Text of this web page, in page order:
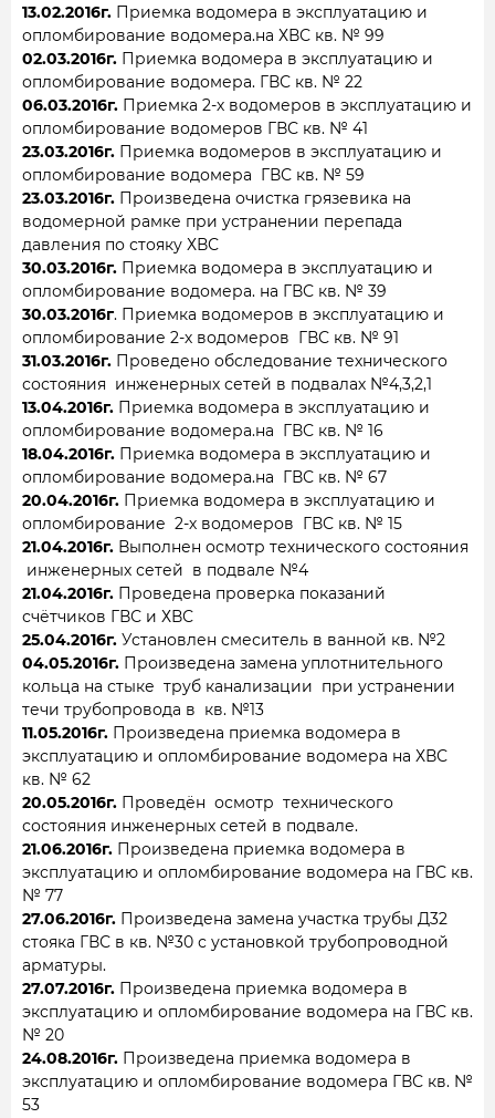
13.02.2016г. Приемка водомера в эксплуатацию и
опломбирование водомера.на ХВС кв. № 99
02.03.2016г. Приемка водомера в эксплуатацию и
опломбирование водомера. ГВС кв. № 22
06.03.2016г. Приемка 2-х водомеров в эксплуатацию и
опломбирование водомеров ГВС кв. № 41
23.03.2016г. Приемка водомеров в эксплуатацию и
опломбирование водомера ГВС кв. № 59
23.03.2016г. Произведена очистка грязевика на
водомерной рамке при устранении перепада
давления по стояку ХВС
30.03.2016г. Приемка водомера в эксплуатацию и
опломбирование водомера. на ГВС кв. № 39
30.03.2016г. Приемка водомеров в эксплуатацию и
опломбирование 2-х водомеров ГВС кв. № 91
31.03.2016г. Проведено обследование технического
состояния инженерных сетей в подвалах №4,3,2,1
13.04.2016г. Приемка водомера в эксплуатацию и
опломбирование водомера.на ГВС кв. № 16
18.04.2016г. Приемка водомера в эксплуатацию и
опломбирование водомера.на ГВС кв. № 67
20.04.2016г. Приемка водомера в эксплуатацию и
опломбирование 2-х водомеров ГВС кв. № 15
21.04.2016г. Выполнен осмотр технического состояния
инженерных сетей в подвале №4
21.04.2016г. Проведена проверка показаний
счётчиков ГВС и ХВС
25.04.2016г. Установлен смеситель в ванной кв. №2
04.05.2016г. Произведена замена уплотнительного
кольца на стыке труб канализации при устранении
течи трубопровода в кв. №13
11.05.2016г. Произведена приемка водомера в
эксплуатацию и опломбирование водомера на ХВС
кв. № 62
20.05.2016г. Проведён осмотр технического
состояния инженерных сетей в подвале.
21.06.2016г. Произведена приемка водомера в
эксплуатацию и опломбирование водомера на ГВС кв.
№ 77
27.06.2016г. Произведена замена участка трубы Д32
стояка ГВС в кв. №30 с установкой трубопроводной
арматуры.
27.07.2016г. Произведена приемка водомера в
эксплуатацию и опломбирование водомера на ГВС кв.
№ 20
24.08.2016г. Произведена приемка водомера в
эксплуатацию и опломбирование водомера ГВС кв. №
53